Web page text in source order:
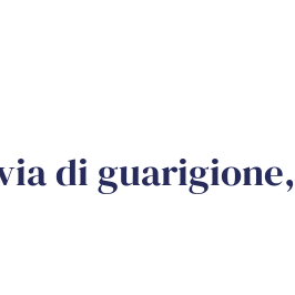
di